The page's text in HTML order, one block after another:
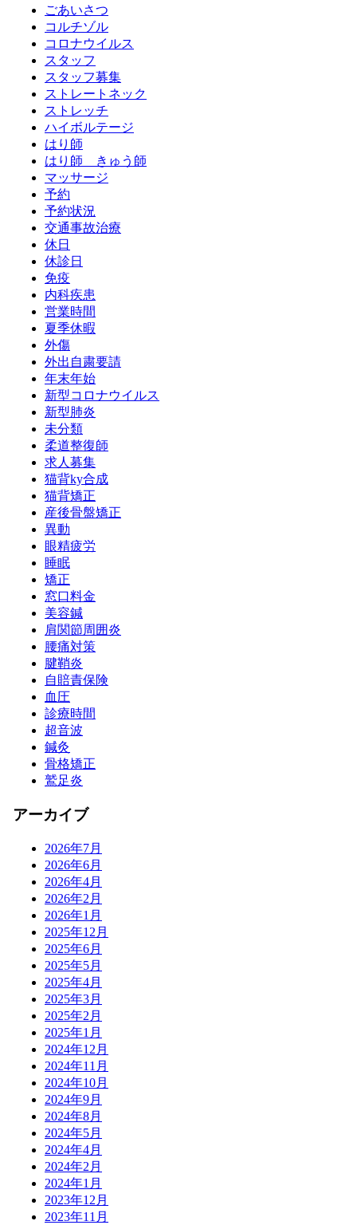
ごあいさつ
コルチゾル
コロナウイルス
スタッフ
スタッフ募集
ストレートネック
ストレッチ
ハイボルテージ
はり師
はり師 きゅう師
マッサージ
予約
予約状況
交通事故治療
休日
休診日
免疫
内科疾患
営業時間
夏季休暇
外傷
外出自粛要請
年末年始
新型コロナウイルス
新型肺炎
未分類
柔道整復師
求人募集
猫背ky合成
猫背矯正
産後骨盤矯正
異動
眼精疲労
睡眠
矯正
窓口料金
美容鍼
肩関節周囲炎
腰痛対策
腱鞘炎
自賠責保険
血圧
診療時間
超音波
鍼灸
骨格矯正
鷲足炎
アーカイブ
2026年7月
2026年6月
2026年4月
2026年2月
2026年1月
2025年12月
2025年6月
2025年5月
2025年4月
2025年3月
2025年2月
2025年1月
2024年12月
2024年11月
2024年10月
2024年9月
2024年8月
2024年5月
2024年4月
2024年2月
2024年1月
2023年12月
2023年11月